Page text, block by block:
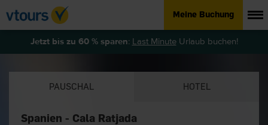
Meine Buchung
Jetzt bis zu 60 % sparen: Last MinuteUrlaub buchen!
PAUSCHAL HOTEL
Spanien - Cala Ratjada